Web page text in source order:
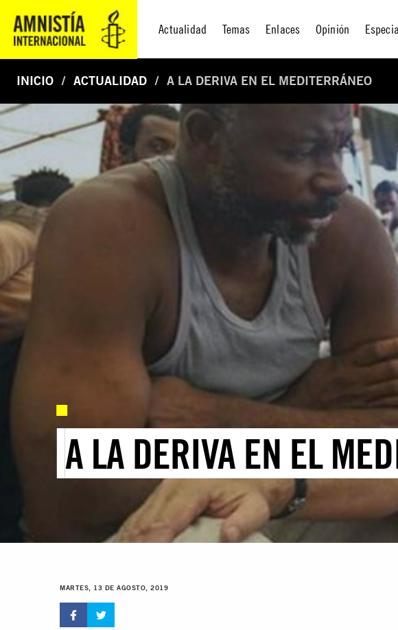
Actualidad Temas Enlaces Opinión
INICIO ACTUALIDAD A LA DERIVA EN EL MEDITERRÁNEO
A LA DERIVA EN EL
MARTES, 13 DE AGOSTO, 2019